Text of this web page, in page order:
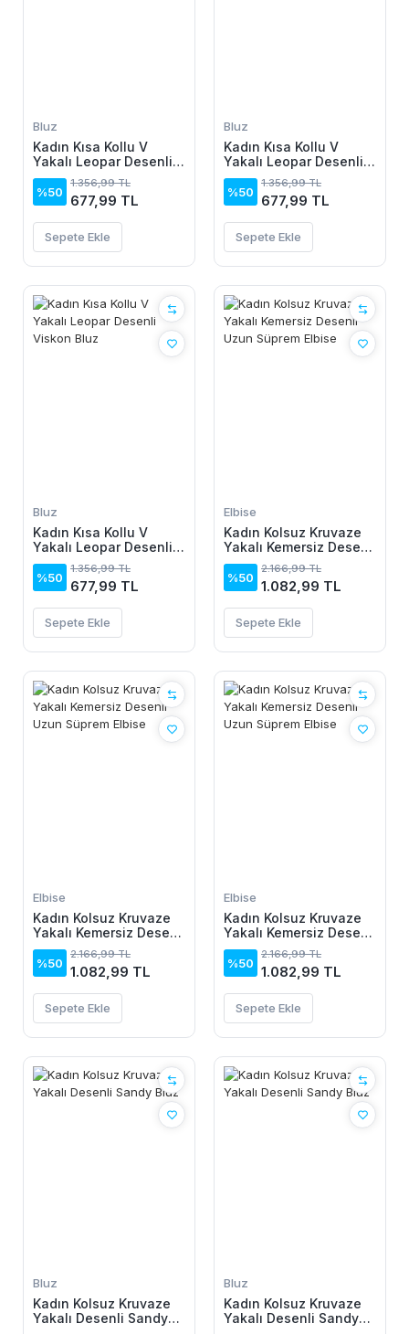
Bluz
Kadın Kısa Kollu V
Yakalı Leopar Desenli
Viskon Bluz
%50
1.356,99 TL
677,99 TL
Sepete Ekle
Bluz
Kadın Kısa Kollu V
Yakalı Leopar Desenli
Viskon Bluz
%50
1.356,99 TL
677,99 TL
Sepete Ekle
Bluz
Kadın Kısa Kollu V
Yakalı Leopar Desenli
Viskon Bluz
%50
1.356,99 TL
677,99 TL
Sepete Ekle
Elbise
Kadın Kolsuz Kruvaze
Yakalı Kemersiz Desenli
Uzun Süprem Elbise
%50
2.166,99 TL
1.082,99 TL
Sepete Ekle
Elbise
Kadın Kolsuz Kruvaze
Yakalı Kemersiz Desenli
Uzun Süprem Elbise
%50
2.166,99 TL
1.082,99 TL
Sepete Ekle
Elbise
Kadın Kolsuz Kruvaze
Yakalı Kemersiz Desenli
Uzun Süprem Elbise
%50
2.166,99 TL
1.082,99 TL
Sepete Ekle
Bluz
Kadın Kolsuz Kruvaze
Yakalı Desenli Sandy
Bluz
Kadın Kolsuz Kruvaze
Yakalı Desenli Sandy